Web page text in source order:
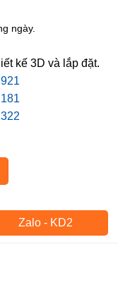
ngày.
kế 3D và lắp đặt.
Zalo - KD2